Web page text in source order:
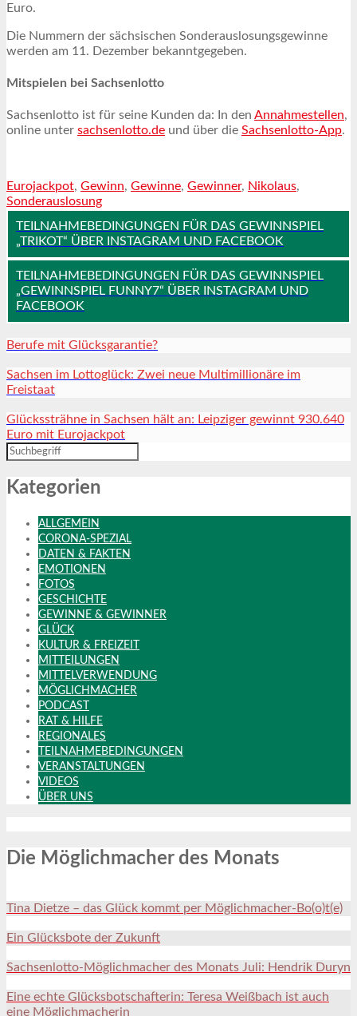
Euro.
Die Nummern der sächsischen Sonderauslosungsgewinne
werden am 11. Dezember bekanntgegeben.
Mitspielen bei Sachsenlotto
Sachsenlotto ist für seine Kunden da: In den Annahmestellen,
online unter sachsenlotto.de und über die Sachsenlotto-App.
Eurojackpot, Gewinn, Gewinne, Gewinner, Nikolaus,
Sonderauslosung
TEILNAHMEBEDINGUNGEN FÜR DAS GEWINNSPIEL
„TRIKOT“ ÜBER INSTAGRAM UND FACEBOOK
TEILNAHMEBEDINGUNGEN FÜR DAS GEWINNSPIEL
„GEWINNSPIEL FUNNY7“ ÜBER INSTAGRAM UND
FACEBOOK
Berufe mit Glücksgarantie?
Sachsen im Lottoglück: Zwei neue Multimillionäre im
Freistaat
Glückssträhne in Sachsen hält an: Leipziger gewinnt 930.640
Euro mit Eurojackpot
Kategorien
ALLGEMEIN
CORONA-SPEZIAL
DATEN & FAKTEN
EMOTIONEN
FOTOS
GESCHICHTE
GEWINNE & GEWINNER
GLÜCK
KULTUR & FREIZEIT
MITTEILUNGEN
MITTELVERWENDUNG
MÖGLICHMACHER
PODCAST
RAT & HILFE
REGIONALES
TEILNAHMEBEDINGUNGEN
VERANSTALTUNGEN
VIDEOS
ÜBER UNS
Die Möglichmacher des Monats
Tina Dietze – das Glück kommt per Möglichmacher-Bo(o)t(e)
Ein Glücksbote der Zukunft
Sachsenlotto-Möglichmacher des Monats Juli: Hendrik Duryn
Eine echte Glücksbotschafterin: Teresa Weißbach ist auch
eine Möglichmacherin